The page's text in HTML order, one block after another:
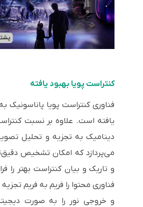
کنتراست پویا بهبود یافته
یافته است. علاوه بر نسبت
دینامیک به تجزیه و تحلیل
می‌پردازد که امکان تشخیص
و تاریک و بیان کنتراست بهتر را
فناوری محتوا را فریم به فریم
و خروجی نور را به صورت